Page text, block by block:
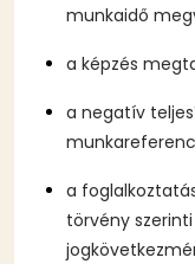
munkaidő
a képzés
a negatív
a
törvény